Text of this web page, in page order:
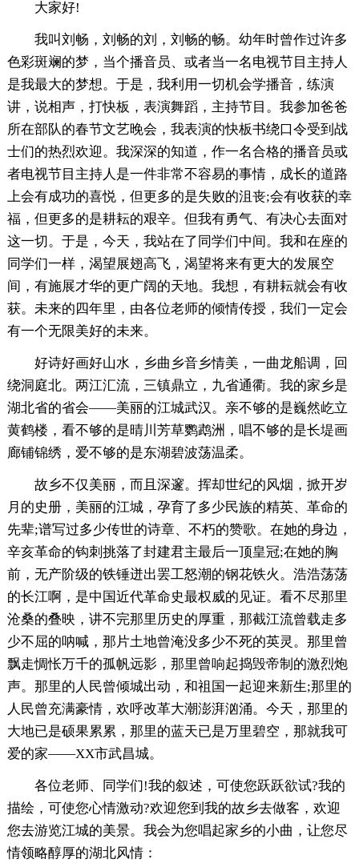
大家好!
我叫刘畅，刘畅的刘，刘畅的畅。幼年时曾作过许多
色彩斑斓的梦，当个播音员、或者当一名电视节目主持人
是我最大的梦想。于是，我利用一切机会学播音，练演
讲，说相声，打快板，表演舞蹈，主持节目。我参加爸爸
所在部队的春节文艺晚会，我表演的快板书绕口令受到战
士们的热烈欢迎。我深深的知道，作一名合格的播音员或
者电视节目主持人是一件非常不容易的事情，成长的道路
上会有成功的喜悦，但更多的是失败的沮丧;会有收获的幸
福，但更多的是耕耘的艰辛。但我有勇气、有决心去面对
这一切。于是，今天，我站在了同学们中间。我和在座的
同学们一样，渴望展翅高飞，渴望将来有更大的发展空
间，有施展才华的更广阔的天地。我想，有耕耘就会有收
获。未来的四年里，由各位老师的倾情传授，我们一定会
有一个无限美好的未来。
好诗好画好山水，乡曲乡音乡情美，一曲龙船调，回
绕洞庭北。两江汇流，三镇鼎立，九省通衢。我的家乡是
湖北省的省会——美丽的江城武汉。亲不够的是巍然屹立
黄鹤楼，看不够的是晴川芳草鹦鹉洲，唱不够的是长堤画
廊铺锦绣，爱不够的是东湖碧波荡温柔。
故乡不仅美丽，而且深邃。挥却世纪的风烟，掀开岁
月的史册，美丽的江城，孕育了多少民族的精英、革命的
先辈;谱写过多少传世的诗章、不朽的赞歌。在她的身边，
辛亥革命的钩刺挑落了封建君主最后一顶皇冠;在她的胸
前，无产阶级的铁锤迸出罢工怒潮的钢花铁火。浩浩荡荡
的长江啊，是中国近代革命史最权威的见证。看不尽那里
沧桑的叠映，讲不完那里历史的厚重，那截江流曾载走多
少不屈的呐喊，那片土地曾淹没多少不死的英灵。那里曾
飘走惆怅万千的孤帆远影，那里曾响起捣毁帝制的激烈炮
声。那里的人民曾倾城出动，和祖国一起迎来新生;那里的
人民曾充满豪情，欢呼改革大潮澎湃汹涌。今天，那里的
大地已是硕果累累，那里的蓝天已是万里碧空，那就我可
爱的家——XX市武昌城。
各位老师、同学们!我的叙述，可使您跃跃欲试?我的
描绘，可使您心情激动?欢迎您到我的故乡去做客，欢迎
您去游览江城的美景。我会为您唱起家乡的小曲，让您尽
情领略醇厚的湖北风情：